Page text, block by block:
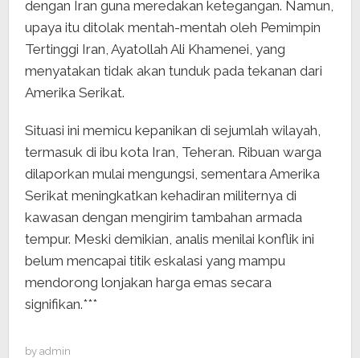
dengan Iran guna meredakan ketegangan. Namun,
upaya itu ditolak mentah-mentah oleh Pemimpin
Tertinggi Iran, Ayatollah Ali Khamenei, yang
menyatakan tidak akan tunduk pada tekanan dari
Amerika Serikat.
Situasi ini memicu kepanikan di sejumlah wilayah,
termasuk di ibu kota Iran, Teheran. Ribuan warga
dilaporkan mulai mengungsi, sementara Amerika
Serikat meningkatkan kehadiran militernya di
kawasan dengan mengirim tambahan armada
tempur. Meski demikian, analis menilai konflik ini
belum mencapai titik eskalasi yang mampu
mendorong lonjakan harga emas secara
signifikan.***
by admin